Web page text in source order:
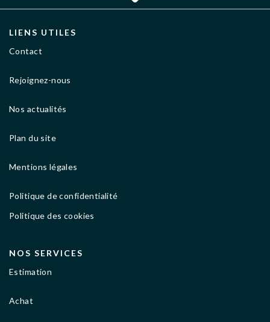
LIENS UTILES
Contact
Rejoignez-nous
Nos actualités
Plan du site
Mentions légales
Politique de confidentialité
Politique des cookies
NOS SERVICES
Estimation
Achat